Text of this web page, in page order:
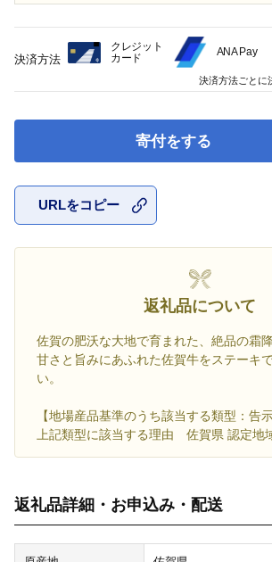
寄付をする
URLをコピー
返礼品について
佐賀の肥沃な大地で育まれた、絶品の霜降
甘さと旨みにあふれた佐賀牛をステーキ
い。
【地場産品基準のうち該当する類型：告
上記類型に該当する理由 佐賀県 認定地
返礼品詳細・お申込み・配送
決済方法
クレジット
カード
ANA Pay
決済方法ごとに